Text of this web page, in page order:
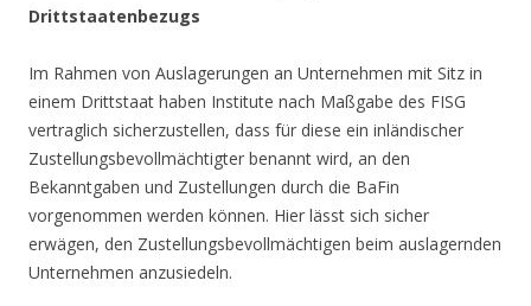
Drittstaatenbezugs
Im Rahmen von Auslagerungen an Unternehmen mit Sitz in
einem Drittstaat haben Institute nach Maßgabe des FISG
vertraglich sicherzustellen, dass für diese ein inländischer
Zustellungsbevollmächtigter benannt wird, an den
Bekanntgaben und Zustellungen durch die BaFin
vorgenommen werden können. Hier lässt sich sicher
erwägen, den Zustellungsbevollmächtigen beim auslagernden
Unternehmen anzusiedeln.